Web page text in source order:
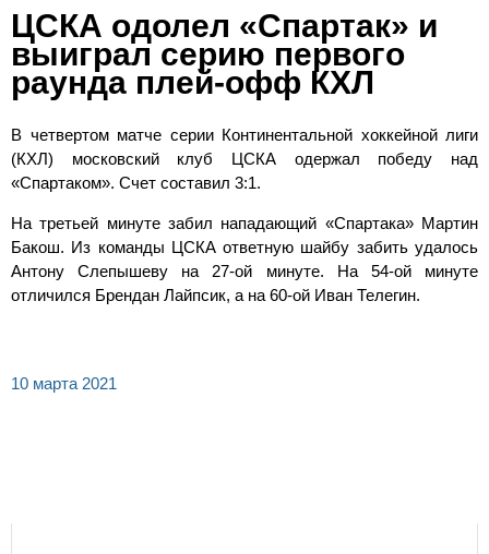
ЦСКА одолел «Спартак» и
выиграл серию первого
раунда плей-офф КХЛ
В четвертом матче серии Континентальной хоккейной лиги
(КХЛ) московский клуб ЦСКА одержал победу над
«Спартаком». Счет составил 3:1.
На третьей минуте забил нападающий «Спартака» Мартин
Бакош. Из команды ЦСКА ответную шайбу забить удалось
Антону Слепышеву на 27-ой минуте. На 54-ой минуте
отличился Брендан Лайпсик, а на 60-ой Иван Телегин.
10 марта 2021